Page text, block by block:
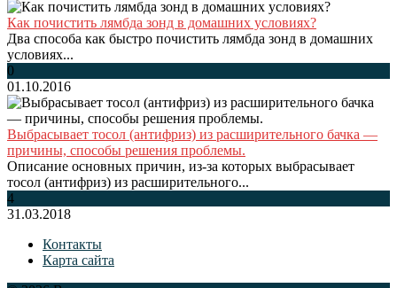
Как почистить лямбда зонд в домашних условиях?
Два способа как быстро почистить лямбда зонд в домашних
условиях...
0
01.10.2016
Выбрасывает тосол (антифриз) из расширительного бачка —
причины, способы решения проблемы.
Описание основных причин, из-за которых выбрасывает
тосол (антифриз) из расширительного...
4
31.03.2018
Контакты
Карта сайта